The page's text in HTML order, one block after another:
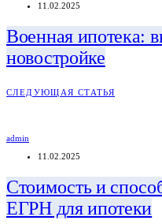
11.02.2025
Военная ипотека:
новостройке
СЛЕДУЮЩАЯ СТАТЬЯ
admin
11.02.2025
Стоимость и
ЕГРН для ипотеки